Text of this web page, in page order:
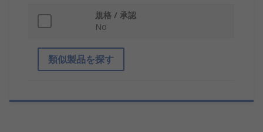
規格 / 承認
No
類似製品を探す